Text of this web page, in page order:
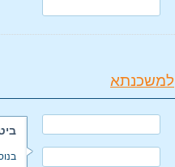
למשכנתא